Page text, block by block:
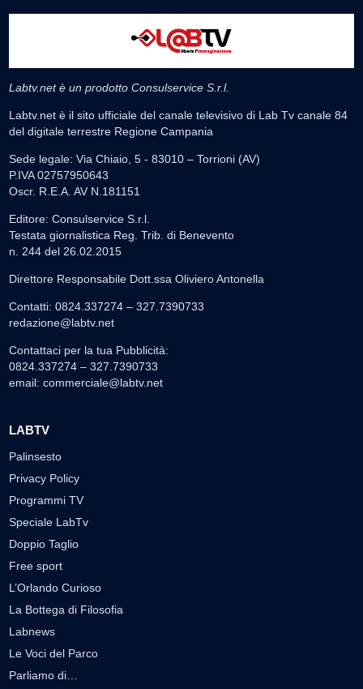
Labtv.net è un prodotto Consulservice S.r.l.
Labtv.net è il sito ufficiale del canale televisivo di Lab Tv canale 84
del digitale terrestre Regione Campania
Sede legale: Via Chiaio, 5 - 83010 – Torrioni (AV)
P.IVA 02757950643
Oscr. R.E.A. AV N.181151
Editore: Consulservice S.r.l.
Testata giornalistica Reg. Trib. di Benevento
n. 244 del 26.02.2015
Direttore Responsabile Dott.ssa Oliviero Antonella
Contatti: 0824.337274 – 327.7390733
redazione@labtv.net
Contattaci per la tua Pubblicità:
0824.337274 – 327.7390733
email: commerciale@labtv.net
LABTV
Palinsesto
Privacy Policy
Programmi TV
Speciale LabTv
Doppio Taglio
Free sport
L’Orlando Curioso
La Bottega di Filosofia
Labnews
Le Voci del Parco
Parliamo di…